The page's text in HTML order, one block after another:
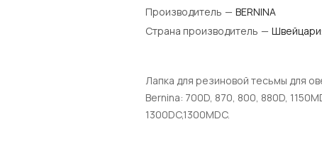
Производитель — BERNINA
Страна производитель —
Лапка для резиновой тесьмы для
Bernina: 700D, 870, 800, 880D,
1300DC,1300MDC.